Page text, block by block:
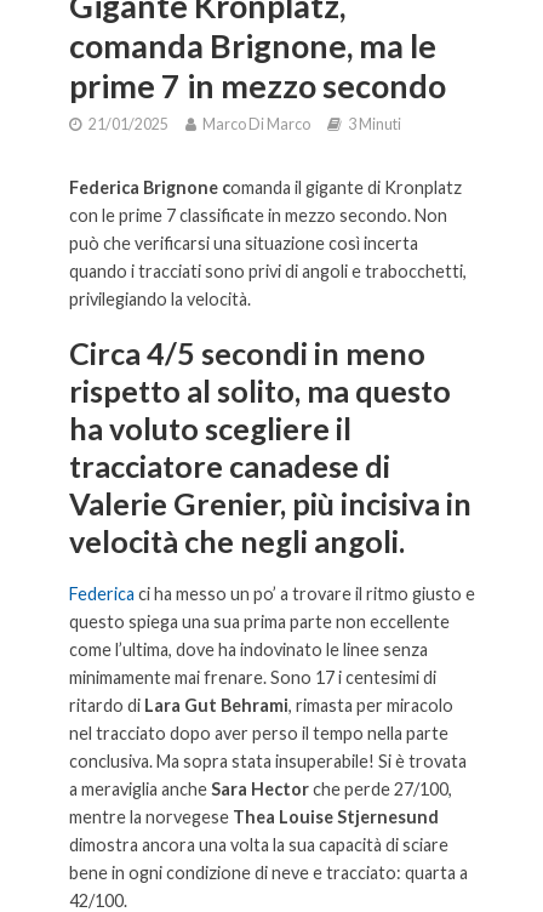
comanda Brignone, ma le
prime 7 in mezzo secondo
21/01/2025 Marco Di Marco 3 Minuti
Federica Brignone comanda il gigante di Kronplatz
con le prime 7 classificate in mezzo secondo. Non
può che verificarsi una situazione così incerta
quando i tracciati sono privi di angoli e trabocchetti,
privilegiando la velocità.
Circa 4/5 secondi in meno
rispetto al solito, ma questo
ha voluto scegliere il
tracciatore canadese di
Valerie Grenier, più incisiva in
velocità che negli angoli.
Federica ci ha messo un po’ a trovare il ritmo giusto e
questo spiega una sua prima parte non eccellente
come l’ultima, dove ha indovinato le linee senza
minimamente mai frenare. Sono 17 i centesimi di
ritardo di Lara Gut Behrami, rimasta per miracolo
nel tracciato dopo aver perso il tempo nella parte
conclusiva. Ma sopra stata insuperabile! Si è trovata
a meraviglia ancheSara Hectorche perde 27/100,
mentre la norvegese Thea Louise Stjernesund
dimostra ancora una volta la sua capacità di sciare
bene in ogni condizione di neve e tracciato: quarta a
42/100.